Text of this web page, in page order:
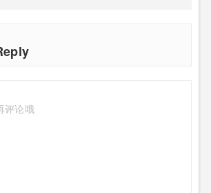
评论哦